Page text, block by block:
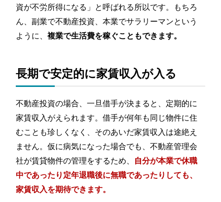
資が不労所得になる」と呼ばれる所以です。もちろ
ん、副業で不動産投資、本業でサラリーマンという
ように、複業で生活費を稼ぐこともできます。
長期で安定的に家賃収入が入る
不動産投資の場合、一旦借手が決まると、定期的に
家賃収入がえられます。借手が何年も同じ物件に住
むことも珍しくなく、そのあいだ家賃収入は途絶え
ません。仮に病気になった場合でも、不動産管理会
社が賃貸物件の管理をするため、 自分が本業で休職
中であったり定年退職後に無職であったりしても、
家賃収入を期待できます。